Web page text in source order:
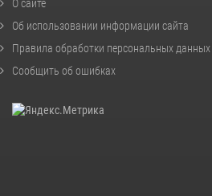
О сайте
Об использовании информации сайта
Правила обработки персональных данных
Сообщить об ошибках